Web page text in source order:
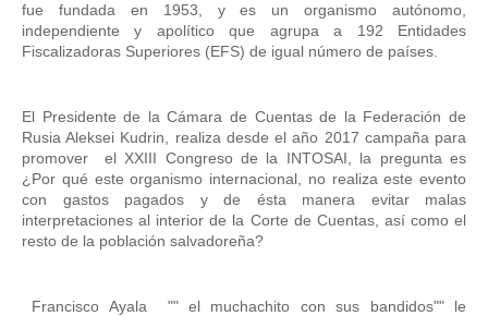
fue fundada en 1953, y es un organismo autónomo,
independiente y apolítico que agrupa a 192 Entidades
Fiscalizadoras Superiores (EFS) de igual número de países.
El Presidente de la Cámara de Cuentas de la Federación de
Rusia Aleksei Kudrin, realiza desde el año 2017 campaña para
promover  el XXIII Congreso de la INTOSAI, la pregunta es
¿Por qué este organismo internacional, no realiza este evento
con gastos pagados y de ésta manera evitar malas
interpretaciones al interior de la Corte de Cuentas, así como el
resto de la población salvadoreña?
Francisco Ayala  "" el muchachito con sus bandidos"" le